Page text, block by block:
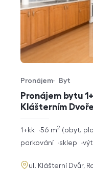
Pronájem bytu
Klášterním Dvoře
Typ nabídky
Pronájem
Typ nemovitosti
Byt
rozměry
dispozice
1+kk obyt.
56 m2
funkce
parkování sklep
adresa
ul. Klášterní Dvůr,